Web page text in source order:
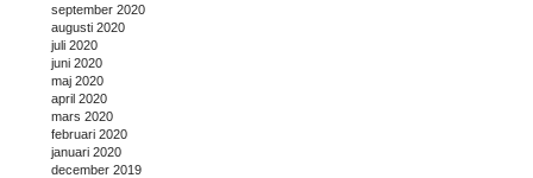
september 2020
augusti 2020
juli 2020
juni 2020
maj 2020
april 2020
mars 2020
februari 2020
januari 2020
december 2019